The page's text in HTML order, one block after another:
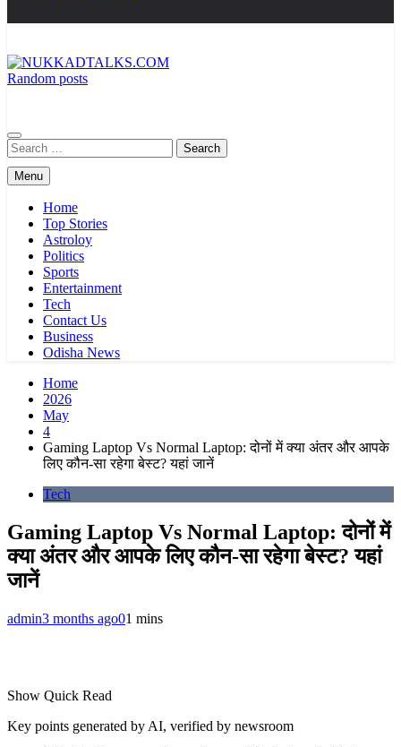
Random posts
Search
for:
Menu
Home
Top Stories
Astroloy
Politics
Sports
Entertainment
Tech
Contact Us
Business
Odisha News
Home
2026
May
4
Gaming Laptop Vs Normal Laptop: दोनों में क्या अंतर और आपके
लिए कौन-सा रहेगा बेस्ट? यहां जानें
Tech
Gaming Laptop Vs Normal Laptop: दोनों में
क्या अंतर और आपके लिए कौन-सा रहेगा बेस्ट? यहां
जानें
admin3 months ago01 mins
Show Quick Read
Key points generated by AI, verified by newsroom